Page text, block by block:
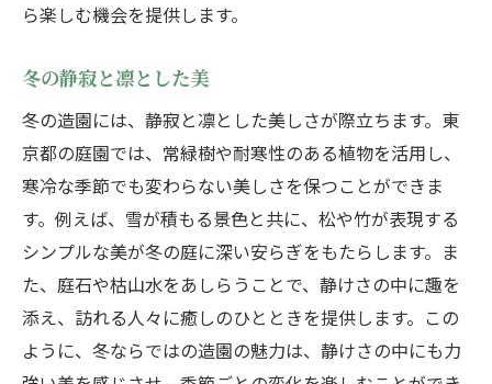
ら楽しむ機会を提供します。
冬の静寂と凛とした美
冬の造園には、静寂と凛とした美しさが際立ちます。東
京都の庭園では、常緑樹や耐寒性のある植物を活用し、
寒冷な季節でも変わらない美しさを保つことができま
す。例えば、雪が積もる景色と共に、松や竹が表現する
シンプルな美が冬の庭に深い安らぎをもたらします。ま
た、庭石や枯山水をあしらうことで、静けさの中に趣を
添え、訪れる人々に癒しのひとときを提供します。この
ように、冬ならではの造園の魅力は、静けさの中にも力